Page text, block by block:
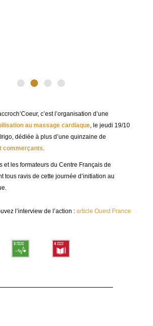
c’est l’organisation d’une
au massage cardiaque, le jeudi 19/10
dédiée à plus d’une quinzaine de
commerçants
et les formateurs du Centre Français de
tous ravis de cette journée d’initiation au
l’interview de l’action :article Ouest France